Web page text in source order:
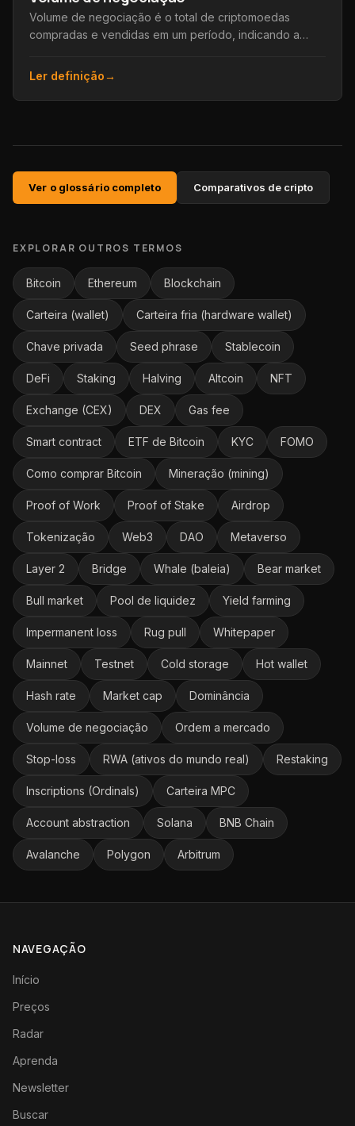
Volume de negociação é o total de criptomoedas
compradas e vendidas em um período, indicando a
Ler definição→
Ver o glossário completo Comparativos de cripto
EXPLORAR OUTROS TERMOS
Bitcoin Ethereum Blockchain
Carteira (wallet) Carteira fria (hardware wallet)
Chave privada Seed phrase Stablecoin
DeFi Staking Halving Altcoin NFT
Exchange (CEX) DEX Gas fee
Smart contract ETF de Bitcoin KYC FOMO
Como comprar Bitcoin Mineração (mining)
Proof of Work Proof of Stake Airdrop
Tokenização Web3 DAO Metaverso
Layer 2 Bridge Whale (baleia) Bear market
Bull market Pool de liquidez Yield farming
Impermanent loss Rug pull Whitepaper
Mainnet Testnet Cold storage Hot wallet
Hash rate Market cap Dominância
Volume de negociação Ordem a mercado
Stop-loss RWA (ativos do mundo real) Restaking
Inscriptions (Ordinals) Carteira MPC
Account abstraction Solana BNB Chain
Avalanche Polygon Arbitrum
NAVEGAÇÃO
Início
Preços
Radar
Aprenda
Newsletter
Buscar